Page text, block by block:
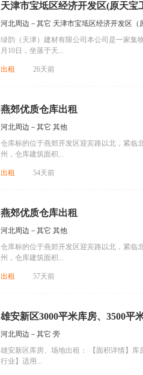
天津市宝坻区经济开发区(原天宝
河北周边－其它 天津市宝坻区经济开发区（
绿韵（天津）建材有限公司本公司是一家集
月10日，坐落于天...
出租 26天前
燕郊优质仓库出租
河北周边－其它 其他
仓库标的位于燕郊开发区迎宾路以北，紧临
州，仓库建筑面积...
出租 54天前
燕郊优质仓库出租
河北周边－其它 其他
仓库标的位于燕郊开发区迎宾路以北，紧临
州，仓库建筑面积...
出租 57天前
雄安新区3000平米库房、3500平
河北周边－其它 旁
雄安新区库房、场地出租： 【面积详情】库
行业】适用...